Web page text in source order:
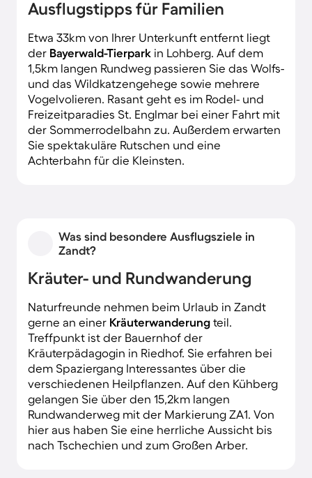
Ausflugstipps für Familien
Etwa 33km von Ihrer Unterkunft entfernt liegt
der Bayerwald-Tierpark in Lohberg. Auf dem
1,5km langen Rundweg passieren Sie das Wolfs-
und das Wildkatzengehege sowie mehrere
Vogelvolieren. Rasant geht es im Rodel- und
Freizeitparadies St. Englmar bei einer Fahrt mit
der Sommerrodelbahn zu. Außerdem erwarten
Sie spektakuläre Rutschen und eine
Achterbahn für die Kleinsten.
Was sind besondere Ausflugsziele in
Zandt?
Kräuter- und Rundwanderung
Naturfreunde nehmen beim Urlaub in Zandt
gerne an einer Kräuterwanderung teil.
Treffpunkt ist der Bauernhof der
Kräuterpädagogin in Riedhof. Sie erfahren bei
dem Spaziergang Interessantes über die
verschiedenen Heilpflanzen. Auf den Kühberg
gelangen Sie über den 15,2km langen
Rundwanderweg mit der Markierung ZA1. Von
hier aus haben Sie eine herrliche Aussicht bis
nach Tschechien und zum Großen Arber.